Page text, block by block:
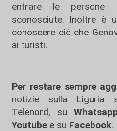
entrare le persone
sconosciute. Inoltre è
conoscere ciò che
ai turisti.
Per restare sempre
notizie sulla Liguria
Telenord, su
Youtube e su Facebook.